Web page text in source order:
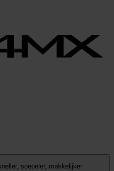
soepeler, makkelijker